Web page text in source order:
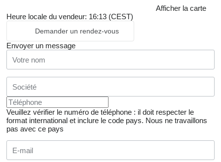
Afficher la carte
Heure locale du vendeur: 16:13 (CEST)
Demander un rendez-vous
Envoyer un message
Veuillez vérifier le numéro de téléphone : il doit respecter le
format international et inclure le code pays. Nous ne travaillons
pas avec ce pays